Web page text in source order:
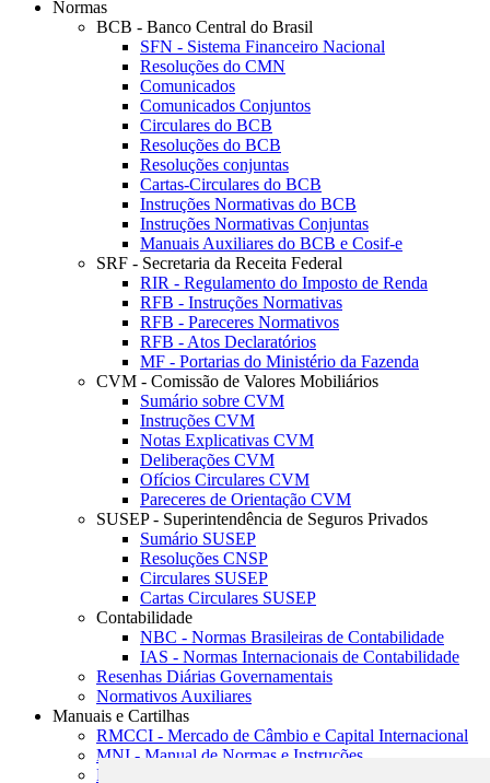
Normas
BCB - Banco Central do Brasil
SFN - Sistema Financeiro Nacional
Resoluções do CMN
Comunicados
Comunicados Conjuntos
Circulares do BCB
Resoluções do BCB
Resoluções conjuntas
Cartas-Circulares do BCB
Instruções Normativas do BCB
Instruções Normativas Conjuntas
Manuais Auxiliares do BCB e Cosif-e
SRF - Secretaria da Receita Federal
RIR - Regulamento do Imposto de Renda
RFB - Instruções Normativas
RFB - Pareceres Normativos
RFB - Atos Declaratórios
MF - Portarias do Ministério da Fazenda
CVM - Comissão de Valores Mobiliários
Sumário sobre CVM
Instruções CVM
Notas Explicativas CVM
Deliberações CVM
Ofícios Circulares CVM
Pareceres de Orientação CVM
SUSEP - Superintendência de Seguros Privados
Sumário SUSEP
Resoluções CNSP
Circulares SUSEP
Cartas Circulares SUSEP
Contabilidade
NBC - Normas Brasileiras de Contabilidade
IAS - Normas Internacionais de Contabilidade
Resenhas Diárias Governamentais
Normativos Auxiliares
Manuais e Cartilhas
RMCCI - Mercado de Câmbio e Capital Internacional
MNI - Manual de Normas e Instruções
MTVM - Manual de Títulos e Valores Mobiliários